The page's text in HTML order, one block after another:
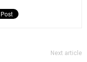
Next article